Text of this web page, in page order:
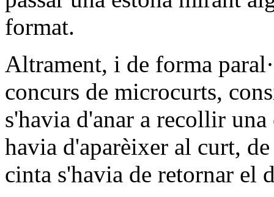
format.
Altrament, i de forma
concurs de microcurts,
s'havia d'anar a recollir
havia d'aparèixer al curt,
cinta s'havia de retornar el